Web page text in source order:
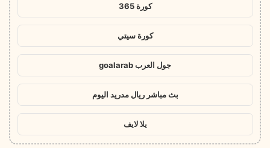
كورة 365
كورة سيتي
جول العرب goalarab
بث مباشر ريال مدريد اليوم
يلا لايف